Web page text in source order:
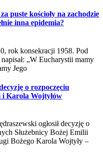
puste kościoły na zachodzie
inna epidemia?
rok konsekracji 1958. Pod
„W Eucharystii mamy
Jego
o rozpoczęciu
Karola Wojtyłów
ogłosił decyzję o
Służebnicy Bożej Emilii
Bożego Karola Wojtyły –